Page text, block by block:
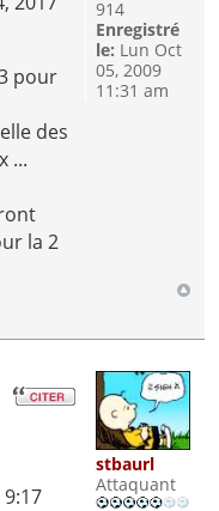
pour
des
...
la 2
914
Enregistré
le: Lun Oct
05, 2009
11:31 am
9:17
stbaurl
Attaquant